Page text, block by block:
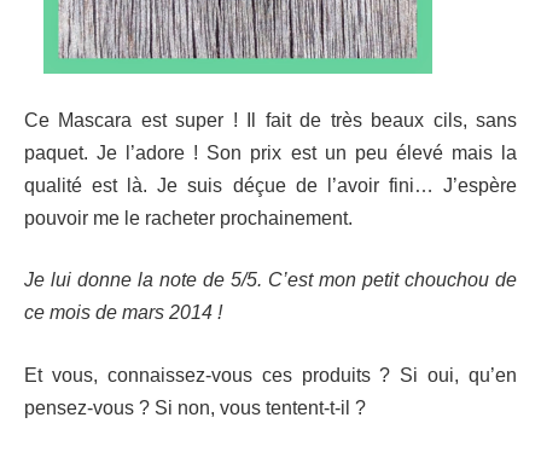
Ce Mascara est super ! Il fait de très beaux cils, sans
paquet. Je l’adore ! Son prix est un peu élevé mais la
qualité est là. Je suis déçue de l’avoir fini… J’espère
pouvoir me le racheter prochainement.
Je lui donne la note de 5/5. C’est mon petit chouchou de
ce mois de mars 2014 !
Et vous, connaissez-vous ces produits ? Si oui, qu’en
pensez-vous ? Si non, vous tentent-t-il ?